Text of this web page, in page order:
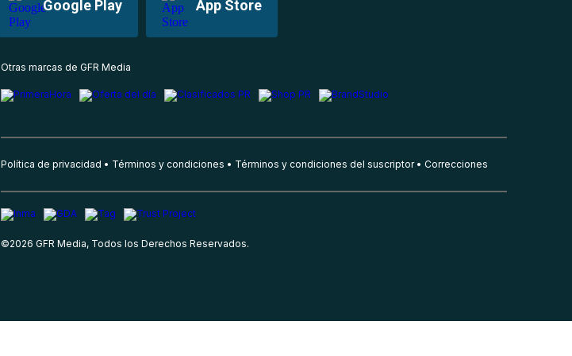
Google Play App Store
Otras marcas de GFR Media
Política de privacidad Términos y condiciones Términos y condiciones del suscriptor Correcciones
©2026 GFR Media, Todos los Derechos Reservados.